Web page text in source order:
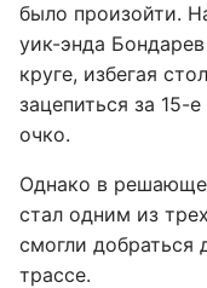
было произойти.
уик-энда
круге, избегая
зацепиться за 15-
очко.
Однако в
стал одним из
смогли добраться
трассе.